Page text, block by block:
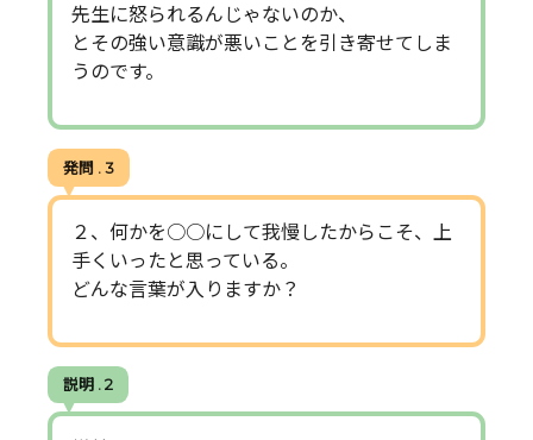
先生に怒られるんじゃないのか、
とその強い意識が悪いことを引き寄せてしま
うのです。
発問 . 3
２、何かを○○にして我慢したからこそ、上
手くいったと思っている。
どんな言葉が入りますか？
説明 . 2